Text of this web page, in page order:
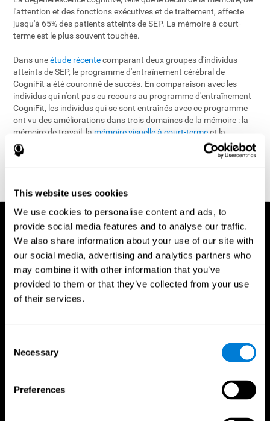
This website uses cookies
We use cookies to personalise content and ads, to
provide social media features and to analyse our traffic.
We also share information about your use of our site with
our social media, advertising and analytics partners who
may combine it with other information that you’ve
provided to them or that they’ve collected from your use
of their services.
Selection
Necessary
Preferences
l'attention et des fonctions exécutives et de traitement, affecte
jusqu'à 65% des patients atteints de SEP. La mémoire à court-
terme est le plus souvent touchée.
Dans uneétude récentecomparant deux groupes d'individus
atteints de SEP, le programme d'entraînement cérébral de
CogniFit a été couronné de succès. En comparaison avec les
individus qui n'ont pas eu recours au programme d'entraînement
CogniFit, les individus qui se sont entraînés avec ce programme
ont vu des améliorations dans trois domaines de la mémoire : la
mémoire de travail, lamémoire visuelle à court-termeet la
mémoire générale. La clé du succès du programme
d'entraînement cérébral de CogniFit semble être sa capacité à